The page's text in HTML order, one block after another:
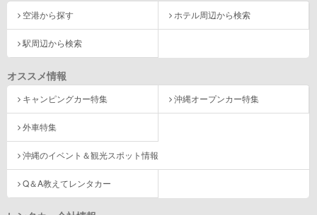
空港から探す ホテル周辺から検索
駅周辺から検索
オススメ情報
キャンピングカー特集 沖縄オープンカー特集
外車特集
沖縄のイベント＆観光スポット情報
Q＆A教えてレンタカー